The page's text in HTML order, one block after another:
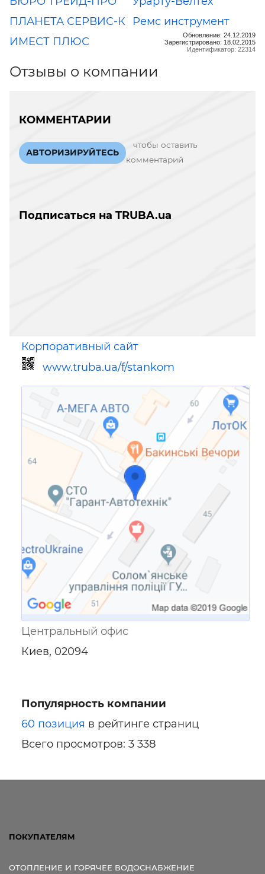
ПЛАНЕТА СЕРВИС-К
Ремс инструмент
ИМЕСТ ПЛЮС
Обновление: 24.12.2019
Зарегистрировано: 18.02.2015
Идентификатор: 22314
Отзывы о компании
КОММЕНТАРИИ
АВТОРИЗИРУЙТЕСЬ
чтобы оставить
комментарий
Подписаться на TRUBA.ua
Корпоративный сайт
www.truba.ua/f/stankom
Ссылка для мобильных устройств
Центральный офис
Киев, 02094
Популярность компании
60 позиция в рейтинге страниц
Всего просмотров: 3 338
ПОКУПАТЕЛЯМ
ОТОПЛЕНИЕ И ГОРЯЧЕЕ ВОДОСНАБЖЕНИЕ